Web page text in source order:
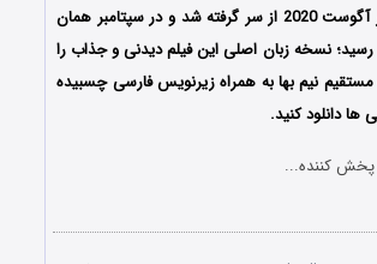
اما تولید فیلم در آگوست 2020 از سر گرفته شد و در سپتامبر همان
رسید؛ نسخه زبان اصلی این فیلم دیدنی و جذاب را
مستقیم نیم بها به همراه زیرنویس فارسی چسبیده
دانلود کنید.
پخش کننده...